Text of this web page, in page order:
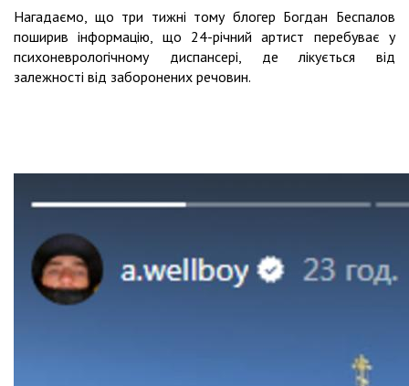
Нагадаємо, що три тижні тому блогер Богдан Беспалов
поширив інформацію, що 24-річний артист перебуває у
психоневрологічному диспансері, де лікується від
залежності від заборонених речовин.